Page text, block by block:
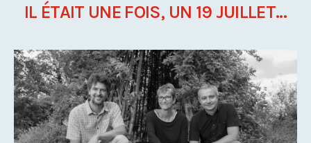
IL ÉTAIT UNE FOIS, UN 19 JUILLET...